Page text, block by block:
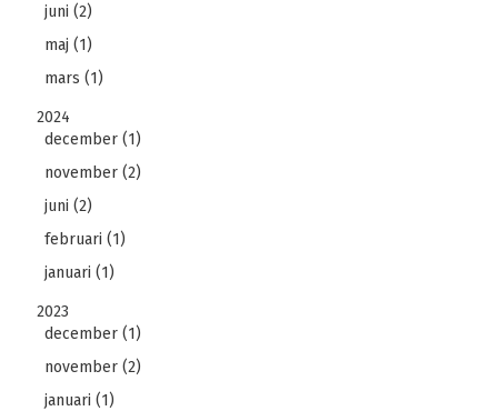
juni (2)
maj (1)
mars (1)
2024
december (1)
november (2)
juni (2)
februari (1)
januari (1)
2023
december (1)
november (2)
januari (1)